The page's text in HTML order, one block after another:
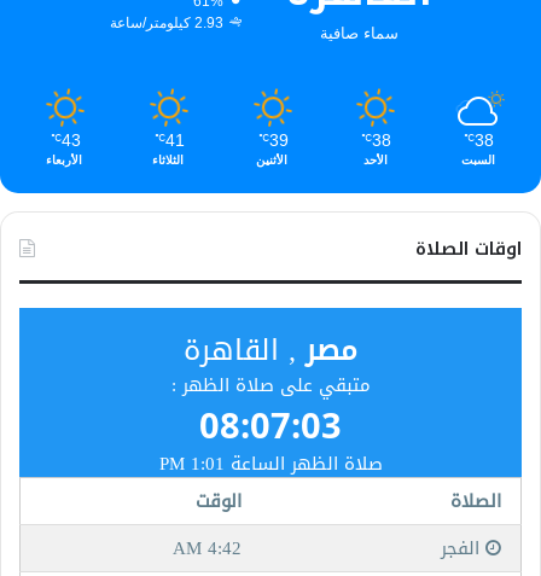
سماء صافية
2.93 كيلومتر/ساعة
38
℃
السبت
38
℃
الأحد
39
℃
الأثنين
41
℃
الثلاثاء
43
℃
الأربعاء
اوقات الصلاة